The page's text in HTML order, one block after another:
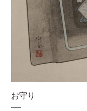
お守り